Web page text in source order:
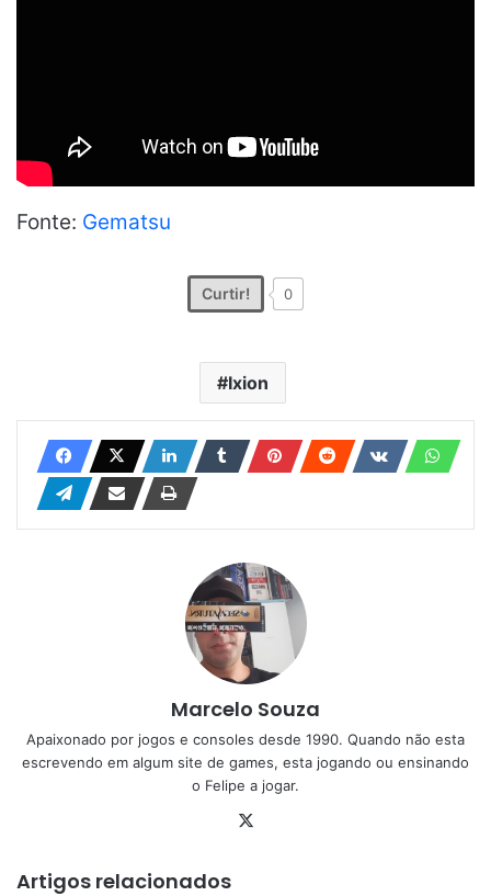
Fonte: Gematsu
Curtir! 0
Ixion
Marcelo Souza
Apaixonado por jogos e consoles desde 1990. Quando não esta
escrevendo em algum site de games, esta jogando ou ensinando
o Felipe a jogar.
Artigos relacionados